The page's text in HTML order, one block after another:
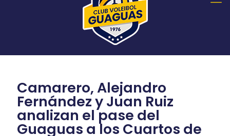
Camarero, Alejandro
Fernández y Juan Ruiz
analizan el pase del
Guaguas a los Cuartos de